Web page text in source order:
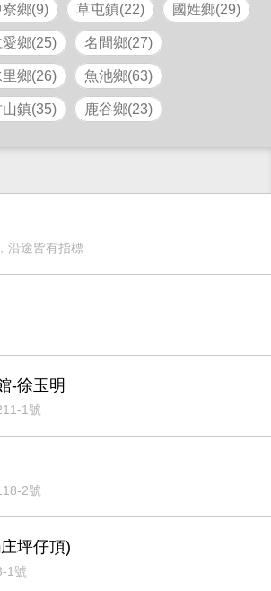
寮鄉(9) 草屯鎮(22) 國姓鄉(29)
愛鄉(25) 名間鄉(27)
里鄉(26) 魚池鄉(63)
山鎮(35) 鹿谷鄉(23)
沿途皆有指標
-徐玉明
1號
2號
坪仔頂)
1號